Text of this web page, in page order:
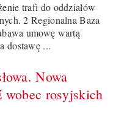
trafi do oddziałów
2 Regionalna Baza
umowę wartą
dostawę ...
Nowa
wobec rosyjskich